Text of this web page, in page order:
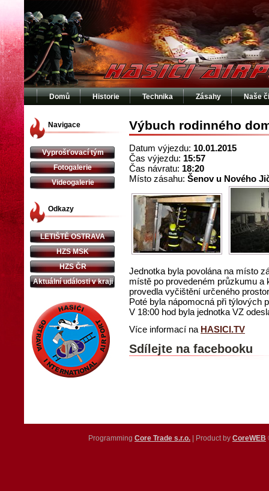
Domů Historie Technika Zásahy Naše
Navigace
Vyprošťovací tým
Fotogalerie
Videogalerie
Odkazy
LETIŠTĚ OSTRAVA
HZS MSK
HZS ČR
Aktuální události v kraji
Výbuch rodinného
Datum výjezdu: 10.01.2015
Čas výjezdu: 15:57
Čas návratu: 18:20
Místo zásahu: Šenov u Nového
Jednotka byla povolána na místo
místě po provedeném průzkumu a
provedla vyčištění určeného
Poté byla nápomocná při týlových
V 18:00 hod byla jednotka VZ
Více informací na HASICI.TV
Sdílejte na facebooku
Programming Core Trade s.r.o. | Product by CoreWEB